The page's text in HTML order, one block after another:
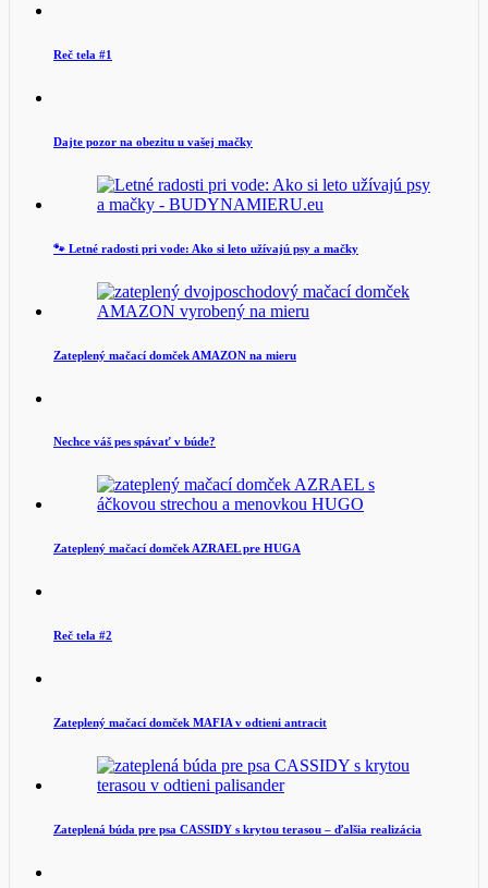
Reč tela #1
Dajte pozor na obezitu u vašej mačky
🐾 Letné radosti pri vode: Ako si leto užívajú psy a mačky
Zateplený mačací domček AMAZON na mieru
Nechce váš pes spávať v búde?
Zateplený mačací domček AZRAEL pre HUGA
Reč tela #2
Zateplený mačací domček MAFIA v odtieni antracit
Zateplená búda pre psa CASSIDY s krytou terasou – ďalšia realizácia